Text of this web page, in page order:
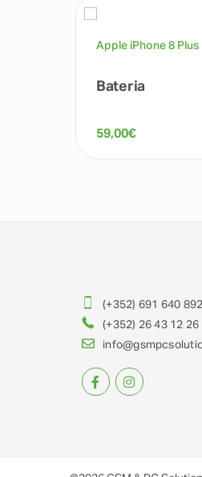
Apple iPhone 8
Bateria
59,00€
(+352) 691 640 892
(+352) 26 43 12 26